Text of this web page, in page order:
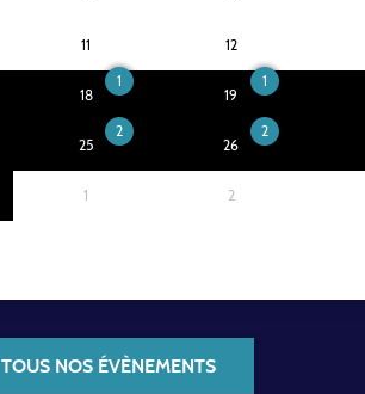
11 12
18
1
19
1
25
2
26
2
1
2
TOUS NOS ÉVÈNEMENTS